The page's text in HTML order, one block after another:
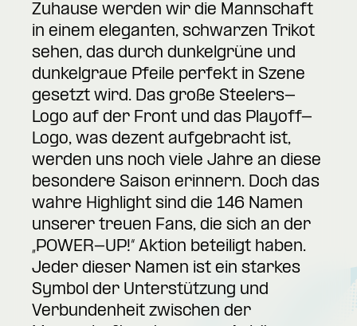
Zuhause werden wir die Mannschaft
in einem eleganten, schwarzen Trikot
sehen, das durch dunkelgrüne und
dunkelgraue Pfeile perfekt in Szene
gesetzt wird. Das große Steelers-
Logo auf der Front und das Playoff-
Logo, was dezent aufgebracht ist,
werden uns noch viele Jahre an diese
besondere Saison erinnern. Doch das
wahre Highlight sind die 146 Namen
unserer treuen Fans, die sich an der
„POWER-UP!“ Aktion beteiligt haben.
Jeder dieser Namen ist ein starkes
Symbol der Unterstützung und
Verbundenheit zwischen der